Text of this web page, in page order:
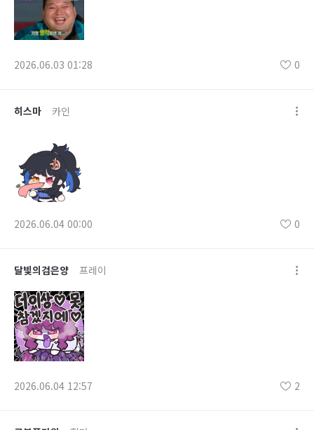
2026.06.03 01:28 0
히스마 카인
2026.06.04 00:00 0
달빛의검은양 프레이
2026.06.04 12:57 2